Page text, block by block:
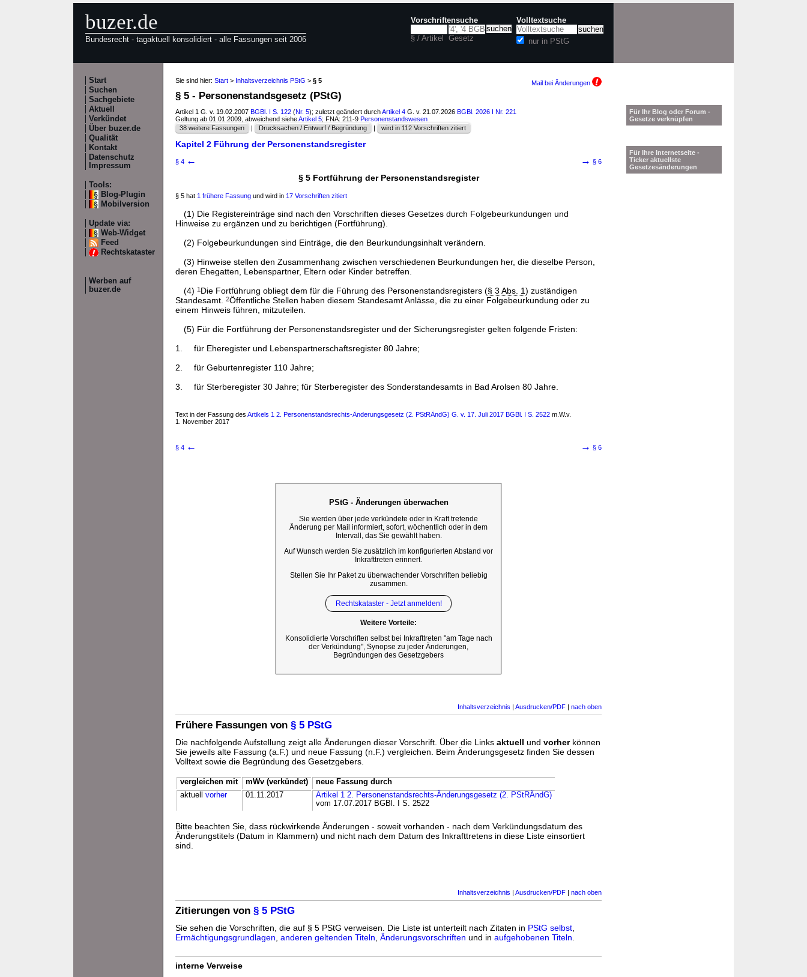
buzer.de
Bundesrecht - tagaktuell konsolidiert - alle Fassungen seit 2006
Vorschriftensuche
§ / Artikel Gesetz
Volltextsuche
nur in PStG
Start
Suchen
Sachgebiete
Aktuell
Verkündet
Über buzer.de
Qualität
Kontakt
Datenschutz
Impressum
Tools:
Blog-Plugin
Mobilversion
Update via:
Web-Widget
Feed
Rechtskataster
Werben auf
buzer.de
Sie sind hier: Start > Inhaltsverzeichnis PStG > § 5 Mail bei Änderungen
§ 5 - Personenstandsgesetz (PStG)
Artikel 1 G. v. 19.02.2007 BGBl. I S. 122 (Nr. 5); zuletzt geändert durchArtikel 4 G. v. 21.07.2026 BGBl. 2026 I Nr. 221
Geltung ab 01.01.2009, abweichend sieheArtikel 5; FNA: 211-9 Personenstandswesen
38 weitere Fassungen
| Drucksachen / Entwurf / Begründung | wird in 112 Vorschriften zitiert
Kapitel 2 Führung der Personenstandsregister
§ 4 ← → § 6
§ 5 Fortführung der Personenstandsregister
§ 5 hat 1 frühere Fassung und wird in 17 Vorschriften zitiert
(1) Die Registereinträge sind nach den Vorschriften dieses Gesetzes durch Folgebeurkundungen und
Hinweise zu ergänzen und zu berichtigen (Fortführung).
(2) Folgebeurkundungen sind Einträge, die den Beurkundungsinhalt verändern.
(3) Hinweise stellen den Zusammenhang zwischen verschiedenen Beurkundungen her, die dieselbe Person,
deren Ehegatten, Lebenspartner, Eltern oder Kinder betreffen.
(4) 1Die Fortführung obliegt dem für die Führung des Personenstandsregisters (§ 3 Abs. 1) zuständigen
Standesamt.
2Öffentliche Stellen haben diesem Standesamt Anlässe, die zu einer Folgebeurkundung oder zu
einem Hinweis führen, mitzuteilen.
(5) Für die Fortführung der Personenstandsregister und der Sicherungsregister gelten folgende Fristen:
1.
für Eheregister und Lebenspartnerschaftsregister 80 Jahre;
2.
für Geburtenregister 110 Jahre;
3.
für Sterberegister 30 Jahre; für Sterberegister des Sonderstandesamts in Bad Arolsen 80 Jahre.
Text in der Fassung des Artikels 1 2. Personenstandsrechts-Änderungsgesetz (2. PStRÄndG) G. v. 17. Juli 2017 BGBl. I S. 2522 m.W.v.
1. November 2017
§ 4 ← → § 6
PStG - Änderungen überwachen
Sie werden über jede verkündete oder in Kraft tretende
Änderung per Mail informiert, sofort, wöchentlich oder in dem
Intervall, das Sie gewählt haben.
Auf Wunsch werden Sie zusätzlich im konfigurierten Abstand vor
Inkrafttreten erinnert.
Stellen Sie Ihr Paket zu überwachender Vorschriften beliebig
zusammen.
Rechtskataster - Jetzt anmelden!
Weitere Vorteile:
Konsolidierte Vorschriften selbst bei Inkrafttreten "am Tage nach
der Verkündung", Synopse zu jeder Änderungen,
Begründungen des Gesetzgebers
Inhaltsverzeichnis | Ausdrucken/PDF | nach oben
Frühere Fassungen von § 5 PStG
Die nachfolgende Aufstellung zeigt alle Änderungen dieser Vorschrift. Über die Links aktuell und vorherkönnen
Sie jeweils alte Fassung (a.F.) und neue Fassung (n.F.) vergleichen. Beim Änderungsgesetz finden Sie dessen
Volltext sowie die Begründung des Gesetzgebers.
vergleichen mit mWv (verkündet)
neue Fassung durch
aktuell vorher 01.11.2017
Artikel 1 2. Personenstandsrechts-Änderungsgesetz (2. PStRÄndG)
vom 17.07.2017 BGBl. I S. 2522
Bitte beachten Sie, dass rückwirkende Änderungen - soweit vorhanden - nach dem Verkündungsdatum des
Änderungstitels (Datum in Klammern) und nicht nach dem Datum des Inkrafttretens in diese Liste einsortiert
sind.
Inhaltsverzeichnis | Ausdrucken/PDF | nach oben
Zitierungen von § 5 PStG
Sie sehen die Vorschriften, die auf § 5 PStG verweisen. Die Liste ist unterteilt nach Zitaten in PStG selbst
Ermächtigungsgrundlagen anderen geltenden Titeln Änderungsvorschriften und in aufgehobenen Titeln
interne Verweise
Für Ihr Blog oder Forum -
Gesetze verknüpfen
Für Ihre Internetseite -
Ticker aktuellste
Gesetzesänderungen